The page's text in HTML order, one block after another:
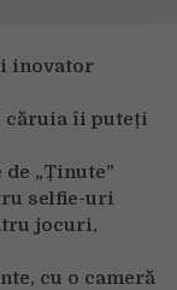
inovator
căruia îi puteți
„Ținute”
selfie-uri
jocuri,
cu o cameră